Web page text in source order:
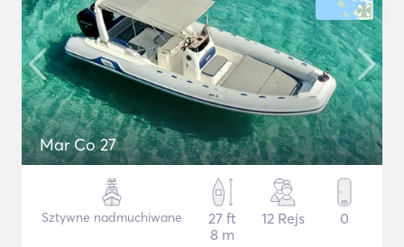
Mar Co 27
Sztywne nadmuchiwane
27 ft
8 m
12 Rejs 0